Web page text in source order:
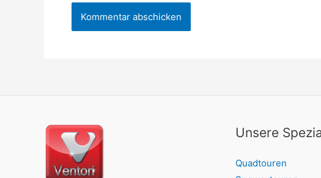
Unsere
Quadtouren